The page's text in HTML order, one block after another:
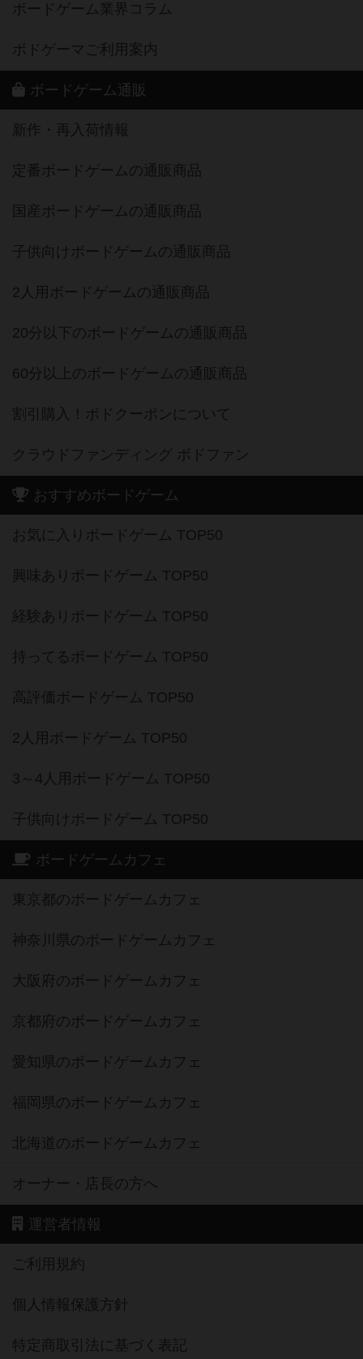
ボードゲーム業界コラム
ボドゲーマご利用案内
ボードゲーム通販
新作・再入荷情報
定番ボードゲームの通販商品
国産ボードゲームの通販商品
子供向けボードゲームの通販商品
2人用ボードゲームの通販商品
20分以下のボードゲームの通販商品
60分以上のボードゲームの通販商品
割引購入！ボドクーポンについて
クラウドファンディング ボドファン
おすすめボードゲーム
お気に入りボードゲーム TOP50
興味ありボードゲーム TOP50
経験ありボードゲーム TOP50
持ってるボードゲーム TOP50
高評価ボードゲーム TOP50
2人用ボードゲーム TOP50
3～4人用ボードゲーム TOP50
子供向けボードゲーム TOP50
ボードゲームカフェ
東京都のボードゲームカフェ
神奈川県のボードゲームカフェ
大阪府のボードゲームカフェ
京都府のボードゲームカフェ
愛知県のボードゲームカフェ
福岡県のボードゲームカフェ
北海道のボードゲームカフェ
オーナー・店長の方へ
運営者情報
ご利用規約
個人情報保護方針
特定商取引法に基づく表記